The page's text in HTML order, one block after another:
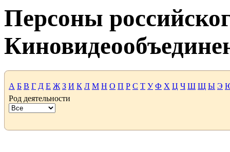
Персоны
А Б В Г Д Е Ж З И К Л М Н О П Р С Т У Ф Х Ц Ч Ш Щ Ы Э
Род деятельности